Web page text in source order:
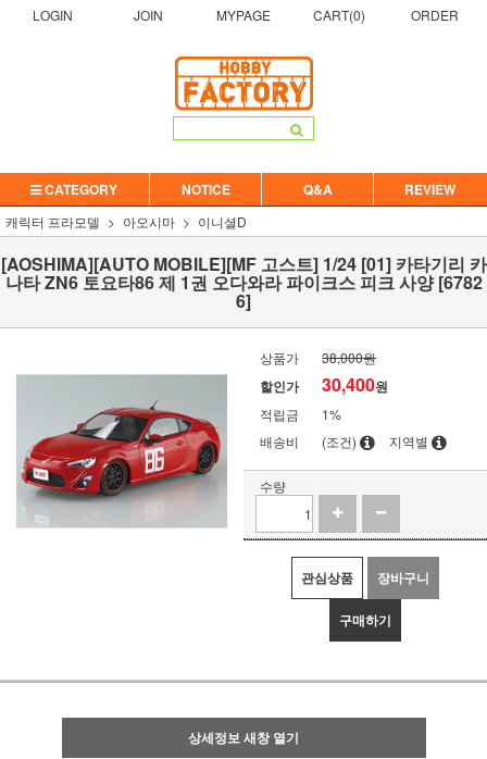
LOGIN JOIN MYPAGE CART(0) ORDER
CATEGORY NOTICE Q&A REVIEW
캐릭터 프라모델 아오시마 이니셜D
[AOSHIMA][AUTO MOBILE][MF 고스트] 1/24 [01] 카타기리 카
나타 ZN6 토요타86 제 1권 오다와라 파이크스 피크 사양 [6782
6]
상품가 38,000원
할인가 30,400원
적립금
1%
배송비
(조건) 지역별
수량
관심상품 장바구니
구매하기
상세정보 새창 열기